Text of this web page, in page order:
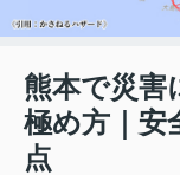
熊本で災害
極め方｜安
点